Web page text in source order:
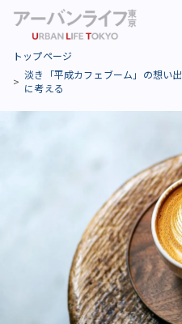
トップページ
淡き「平成カフェブーム」の想い
に考える